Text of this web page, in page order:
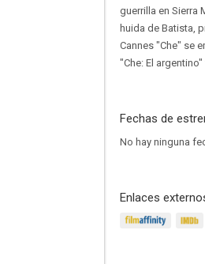
guerrilla en Sierra
huida de Batista,
Cannes "Che" se
"Che: El
Fechas de
No hay ninguna
Enlaces